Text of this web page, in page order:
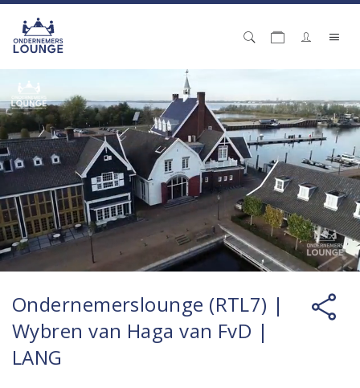
Ondernemerslounge (RTL7) |
Wybren van Haga van FvD |
LANG